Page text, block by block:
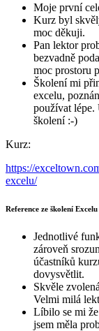
Moje první
Kurz byl
moc děkuji.
Pan lektor
bezvadně
moc prostoru
Školení mi
excelu,
používat lépe.
školení :-)
Kurz:
https://
excelu/
Reference ze školení
Jednotlivé
zároveň
účastníků
dovysvětlit.
Skvěle
Velmi milá
Líbilo se mi
jsem měla